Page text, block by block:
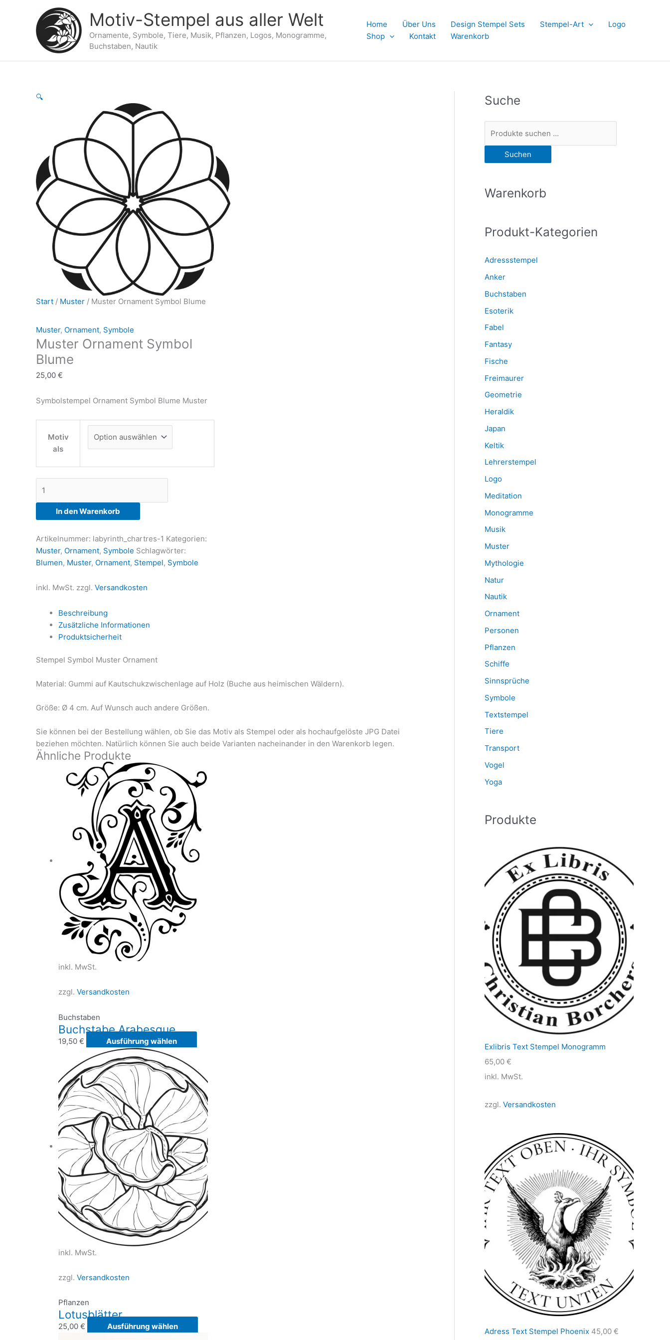
Motiv-Stempel aus aller Welt
Ornamente, Symbole, Tiere, Musik, Pflanzen, Logos, Monogramme,
Buchstaben, Nautik
Home Über Uns Design Stempel Sets Stempel-Art
Logo
Shop
Kontakt Warenkorb
🔍
Start / Muster / Muster Ornament Symbol Blume
Muster, Ornament, Symbole
Muster Ornament Symbol
Blume
25,00 €
Symbolstempel Ornament Symbol Blume Muster
Motiv
als
Ornament
Symbol
Blume
In den Warenkorb
Artikelnummer: labyrinth_chartres-1 Kategorien:
Muster, Ornament, Symbole Schlagwörter:
Blumen, Muster, Ornament, Stempel, Symbole
inkl. MwSt. zzgl. Versandkosten
Beschreibung
Zusätzliche Informationen
Produktsicherheit
Stempel Symbol Muster Ornament
Material: Gummi auf Kautschukzwischenlage auf Holz (Buche aus heimischen Wäldern).
Größe: Ø 4 cm. Auf Wunsch auch andere Größen.
Sie können bei der Bestellung wählen, ob Sie das Motiv als Stempel oder als hochaufgelöste JPG Datei
beziehen möchten. Natürlich können Sie auch beide Varianten nacheinander in den Warenkorb legen.
Ähnliche Produkte
inkl. MwSt.
zzgl. Versandkosten
Buchstaben
Buchstabe Arabesque
19,50 € Ausführung wählen
mehrere
Varianten
auf.
Die
Optionen
können
auf
der
Produktseite
gewählt
werden
inkl. MwSt.
zzgl. Versandkosten
Pflanzen
Lotusblätter
25,00 € Ausführung wählen
Suche
u
e
a
h
:
Suchen
Warenkorb
Produkt-Kategorien
Adressstempel
Anker
Buchstaben
Esoterik
Fabel
Fantasy
Fische
Freimaurer
Geometrie
Heraldik
Japan
Keltik
Lehrerstempel
Logo
Meditation
Monogramme
Musik
Muster
Mythologie
Natur
Nautik
Ornament
Personen
Pflanzen
Schiffe
Sinnsprüche
Symbole
Textstempel
Tiere
Transport
Vogel
Yoga
Produkte
Exlibris Text Stempel Monogramm
65,00 €
inkl. MwSt.
zzgl. Versandkosten
Adress Text Stempel Phoenix 45,00 €